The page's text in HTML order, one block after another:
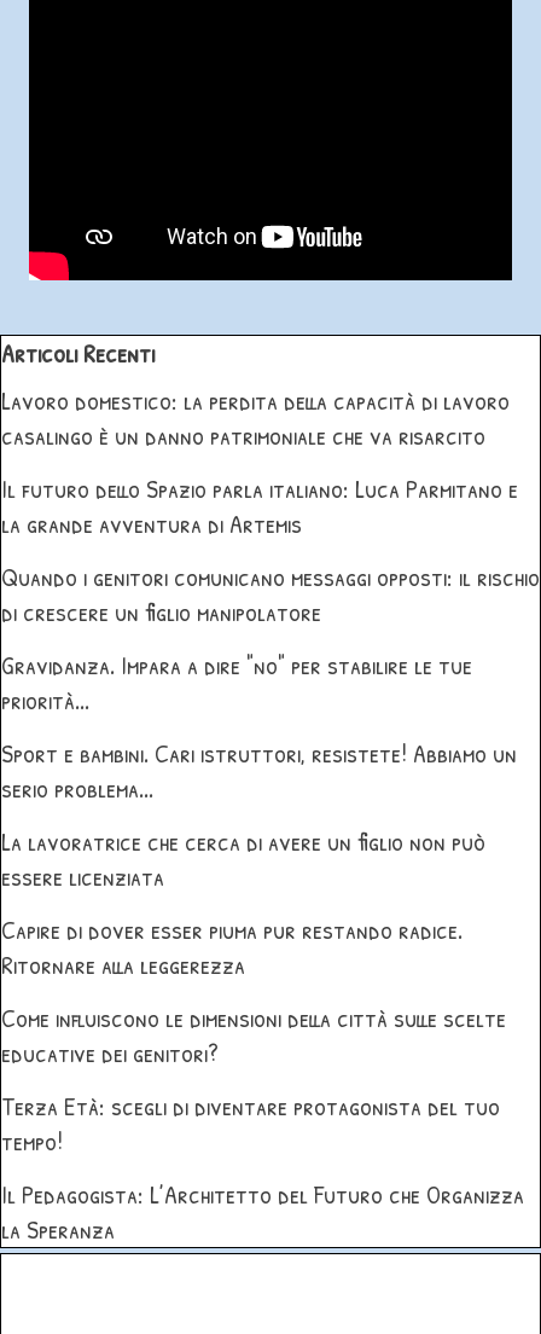
Salta blocco Articoli Recenti
Articoli Recenti
Lavoro domestico: la perdita della capacità di lavoro
casalingo è un danno patrimoniale che va risarcito
Il futuro dello Spazio parla italiano: Luca Parmitano e
la grande avventura di Artemis
Quando i genitori comunicano messaggi opposti: il rischio
di crescere un figlio manipolatore
Gravidanza. Impara a dire "no" per stabilire le tue
priorità...
Sport e bambini. Cari istruttori, resistete! Abbiamo un
serio problema...
La lavoratrice che cerca di avere un figlio non può
essere licenziata
Capire di dover esser piuma pur restando radice.
Ritornare alla leggerezza
Come influiscono le dimensioni della città sulle scelte
educative dei genitori?
Terza Età: scegli di diventare protagonista del tuo
tempo!
Il Pedagogista: L’Architetto del Futuro che Organizza
la Speranza